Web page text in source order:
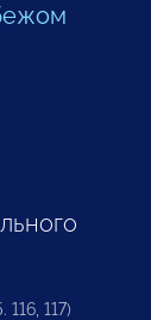
116, 117)